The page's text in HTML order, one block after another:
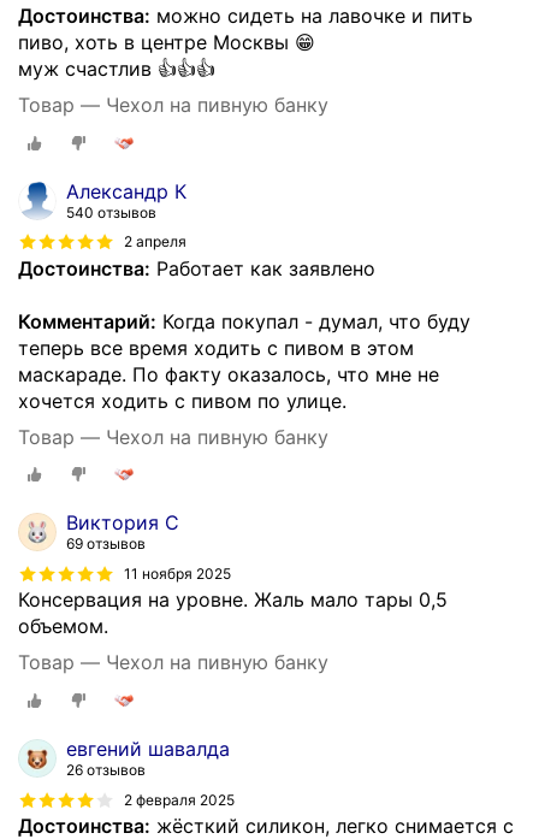
Достоинства: можно сидеть на лавочке и пить
пиво, хоть в центре Москвы 😁
муж счастлив 👍👍👍
Товар — Чехол на пивную банку
Александр К
540 отзывов
2 апреля
Достоинства: Работает как заявлено
Комментарий: Когда покупал - думал, что буду
теперь все время ходить с пивом в этом
маскараде. По факту оказалось, что мне не
хочется ходить с пивом по улице.
Товар — Чехол на пивную банку
Виктория С
69 отзывов
11 ноября 2025
Консервация на уровне. Жаль мало тары 0,5
объемом.
Товар — Чехол на пивную банку
евгений шавалда
26 отзывов
2 февраля 2025
Достоинства: жёсткий силикон, легко снимается с